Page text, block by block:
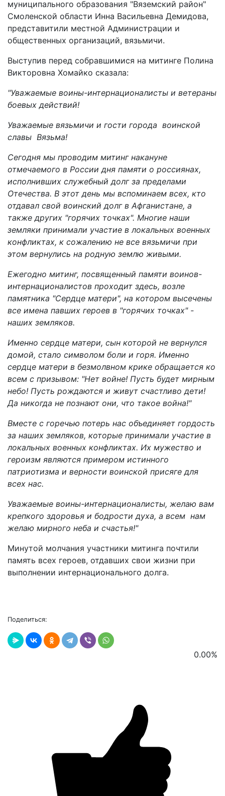
муниципального образования "Вяземский район"
Смоленской области Инна Васильевна Демидова,
представитили местной Администрации и
общественных организаций, вязьмичи.
Выступив перед собравшимися на митинге Полина
Викторовна Хомайко сказала:
"Уважаемые воины-интернационалисты и ветераны
боевых действий!
Уважаемые вязьмичи и гости города воинской
славы Вязьма!
Сегодня мы проводим митинг накануне
отмечаемого в России дня памяти о россиянах,
исполнивших служебный долг за пределами
Отечества. В этот день мы вспоминаем всех, кто
отдавал свой воинский долг в Афганистане, а
также других "горячих точках". Многие наши
земляки принимали участие в локальных военных
конфликтах, к сожалению не все вязьмичи при
этом вернулись на родную землю живыми.
Ежегодно митинг, посвященный памяти воинов-
интернационалистов проходит здесь, возле
памятника "Сердце матери", на котором высечены
все имена павших героев в "горячих точках" -
наших земляков.
Именно сердце матери, сын которой не вернулся
домой, стало символом боли и горя. Именно
сердце матери в безмолвном крике обращается ко
всем с призывом: "Нет войне! Пусть будет мирным
небо! Пусть рождаются и живут счастливо дети!
Да никогда не познают они, что такое война!"
Вместе с горечью потерь нас объединяет гордость
за наших земляков, которые принимали участие в
локальных военных конфликтах. Их мужество и
героизм являются примером истинного
патриотизма и верности воинской присяге для
всех нас.
Уважаемые воины-интернационалисты, желаю вам
крепкого здоровья и бодрости духа, а всем нам
желаю мирного неба и счастья!"
Минутой молчания участники митинга почтили
память всех героев, отдавших свои жизни при
выполнении интернационального долга.
Поделиться:
0.00%